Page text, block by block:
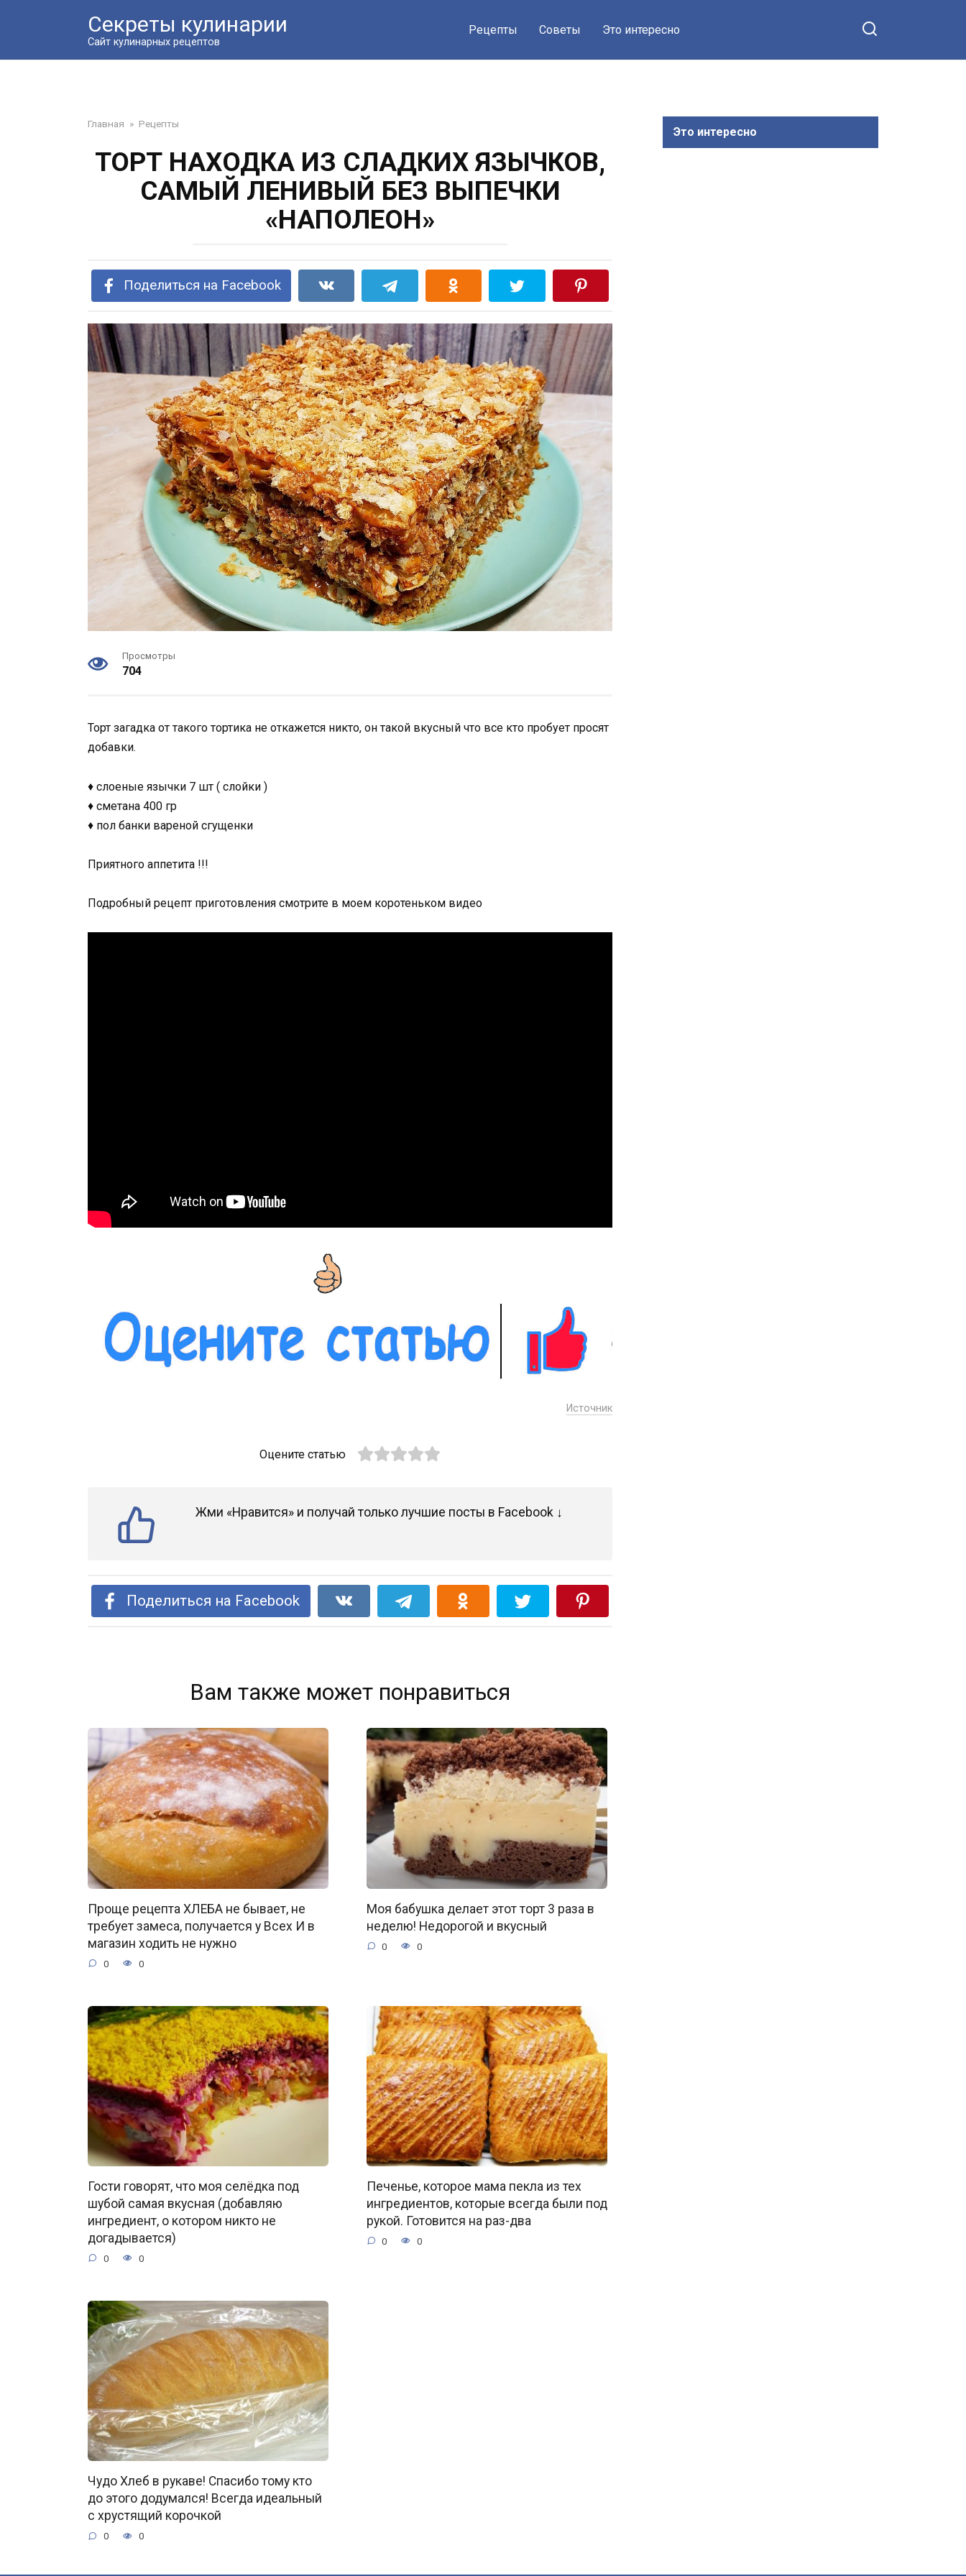
Секреты кулинарии
Сайт кулинарных рецептов
Рецепты Советы Это интересно
Главная » Рецепты
ТОРТ НАХОДКА ИЗ СЛАДКИХ ЯЗЫЧКОВ,
САМЫЙ ЛЕНИВЫЙ БЕЗ ВЫПЕЧКИ
«НАПОЛЕОН»
Поделиться на Facebook
Просмотры
704
Торт загадка от такого тортика не откажется никто, он такой вкусный что все кто пробует просят
добавки.
♦ слоеные язычки 7 шт ( слойки )
♦ сметана 400 гр
♦ пол банки вареной сгущенки
Приятного аппетита !!!
Подробный рецепт приготовления смотрите в моем коротеньком видео
Источник
Оцените статью
Жми «Нравится» и получай только лучшие посты в Facebook ↓
Поделиться на Facebook
Вам также может понравиться
Проще рецепта ХЛЕБА не бывает, не
требует замеса, получается у Всех И в
магазин ходить не нужно
0 0
Моя бабушка делает этот торт 3 раза в
неделю! Недорогой и вкусный
0 0
Гости говорят, что моя селёдка под
шубой самая вкусная (добавляю
ингредиент, о котором никто не
догадывается)
0 0
Печенье, которое мама пекла из тех
ингредиентов, которые всегда были под
рукой. Готовится на раз-два
0 0
Чудо Хлеб в рукаве! Спасибо тому кто
до этого додумался! Всегда идеальный
с хрустящий корочкой
0 0
Это интересно